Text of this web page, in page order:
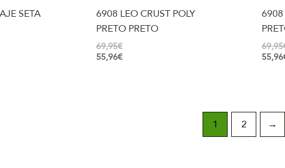
SETA
6908 LEO CRUST POLY
PRETO PRETO
69,95€
55,96€
6908
69,95
55,96
1 2 →